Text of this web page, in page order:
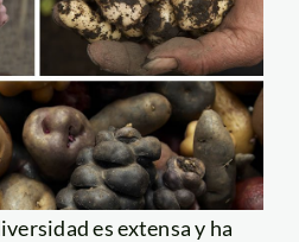
es extensa y ha